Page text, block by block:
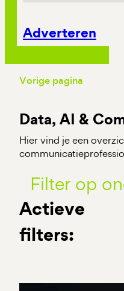
Adverteren
Vorige pagina
Data, AI &
Hier vind je een
Filter op
Actieve
filters: